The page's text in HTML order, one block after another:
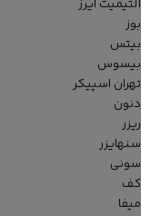
آلتیمیت ایرز
بوز
بیتس
بیسوس
تهران اسپیکر
دنون
ریزر
سنهایزر
سونی
کف
میفا